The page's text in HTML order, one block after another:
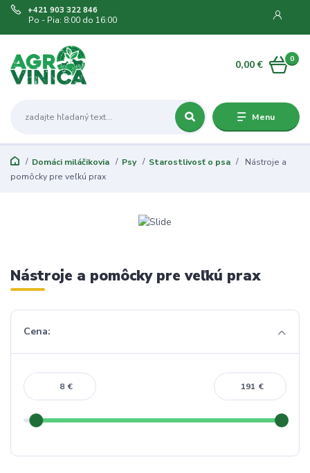
Menu
+421 903 322 846
Po - Pia: 8:00 do 16:00
0
0,00 €
Domáci miláčikovia Psy Starostlivosť o psa
Nástroje a
pomôcky pre veľkú prax
Nástroje a pomôcky pre veľkú prax
Cena:
€ €